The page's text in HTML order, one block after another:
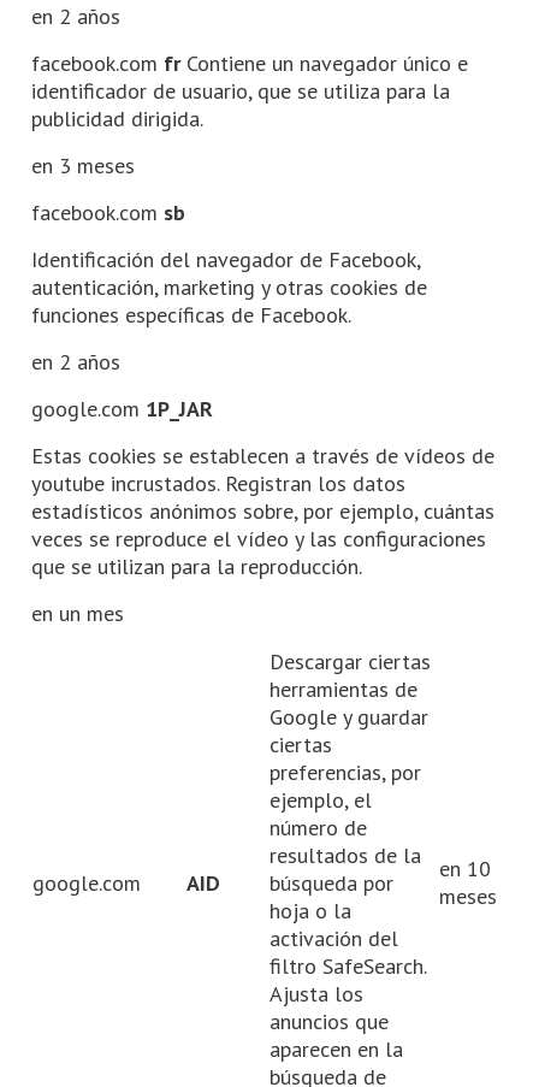
en 2 años
facebook.com fr Contiene un navegador único e
identificador de usuario, que se utiliza para la
publicidad dirigida.
en 3 meses
facebook.com sb
Identificación del navegador de Facebook,
autenticación, marketing y otras cookies de
funciones específicas de Facebook.
en 2 años
google.com 1P_JAR
Estas cookies se establecen a través de vídeos de
youtube incrustados. Registran los datos
estadísticos anónimos sobre, por ejemplo, cuántas
veces se reproduce el vídeo y las configuraciones
que se utilizan para la reproducción.
en un mes
google.com AID
Descargar ciertas
herramientas de
Google y guardar
ciertas
preferencias, por
ejemplo, el
número de
resultados de la
búsqueda por
hoja o la
activación del
filtro SafeSearch.
Ajusta los
anuncios que
aparecen en la
búsqueda de
en 10
meses